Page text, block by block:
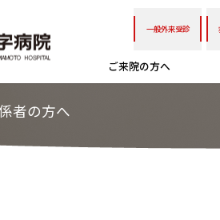
一般外来受診
ご来院の方へ
者の方へ